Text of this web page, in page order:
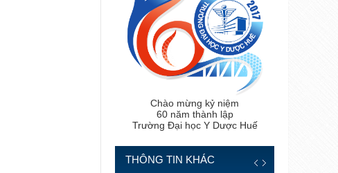
Chào mừng kỷ niệm
60 năm thành lập
Trường Đại học Y Dược Huế
THÔNG TIN KHÁC